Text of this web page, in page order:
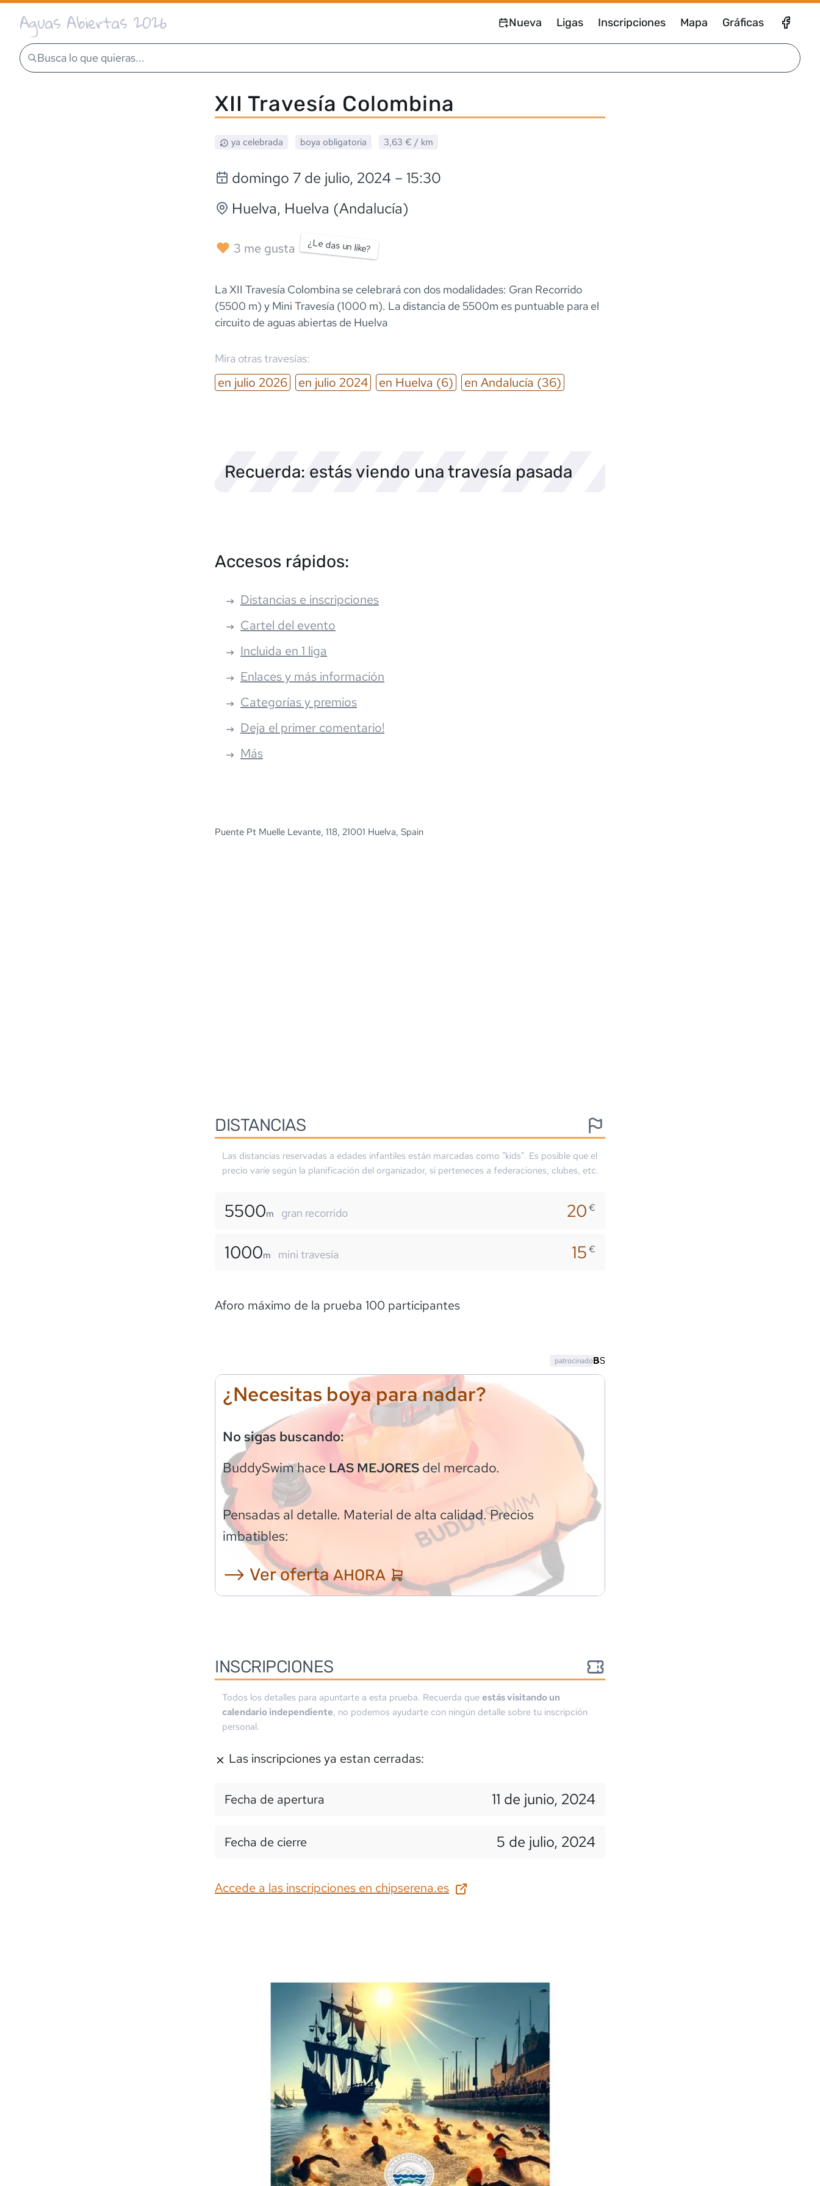
Aguas Abiertas 2026 Nueva Ligas Inscripciones Mapa Gráficas
Busca lo que quieras...
XII Travesía Colombina
ya celebrada boya obligatoria 3,63 € / km
domingo 7 de julio, 2024 – 15:30
Huelva, Huelva (Andalucía)
3 me gusta ¿Le das un like?
La XII Travesía Colombina se celebrará con dos modalidades: Gran Recorrido
(5500 m) y Mini Travesía (1000 m). La distancia de 5500m es puntuable para el
circuito de aguas abiertas de Huelva
Mira otras travesías:
en julio 2026 en julio 2024 en Huelva (6) en Andalucía (36)
Recuerda: estás viendo una travesía pasada
Accesos rápidos:
Distancias e inscripciones
Cartel del evento
Incluida en 1 liga
Enlaces y más información
Categorías y premios
Deja el primer comentario!
Más
Puente Pt Muelle Levante, 118, 21001 Huelva, Spain
DISTANCIAS
Las distancias reservadas a edades infantiles están marcadas como "kids". Es posible que el
precio varíe según la planificación del organizador, si perteneces a federaciones, clubes, etc.
5500m gran recorrido 20€
1000m mini travesía 15€
Aforo máximo de la prueba 100 participantes
¿Necesitas boya para nadar?
No sigas buscando:
BuddySwimhaceLAS MEJORESdel mercado.
Pensadas al detalle. Material de alta calidad. Precios
imbatibles:
⟶ Ver ofertaAHORA
patrocinado
INSCRIPCIONES
Todos los detalles para apuntarte a esta prueba. Recuerda que estás visitando un
calendario independiente, no podemos ayudarte con ningún detalle sobre tu inscripción
personal.
Las inscripciones ya estan cerradas:
Fecha de apertura 11 de junio, 2024
Fecha de cierre 5 de julio, 2024
Accede a las inscripciones en chipserena.es